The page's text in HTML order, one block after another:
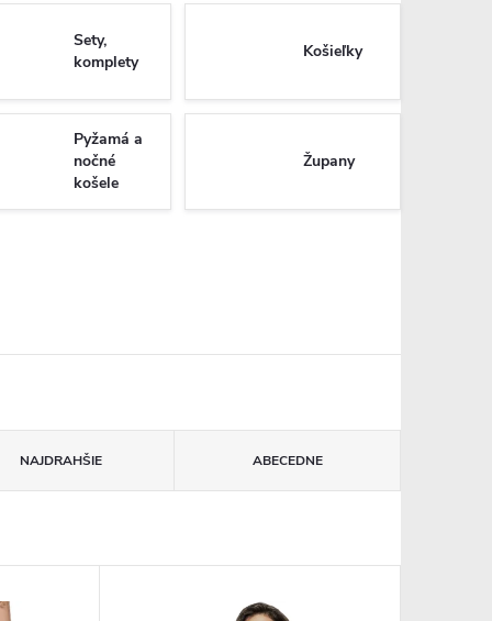
Sety,
komplety
Košieľky
Pyžamá a
nočné
košele
Župany
NAJDRAHŠIE ABECEDNE